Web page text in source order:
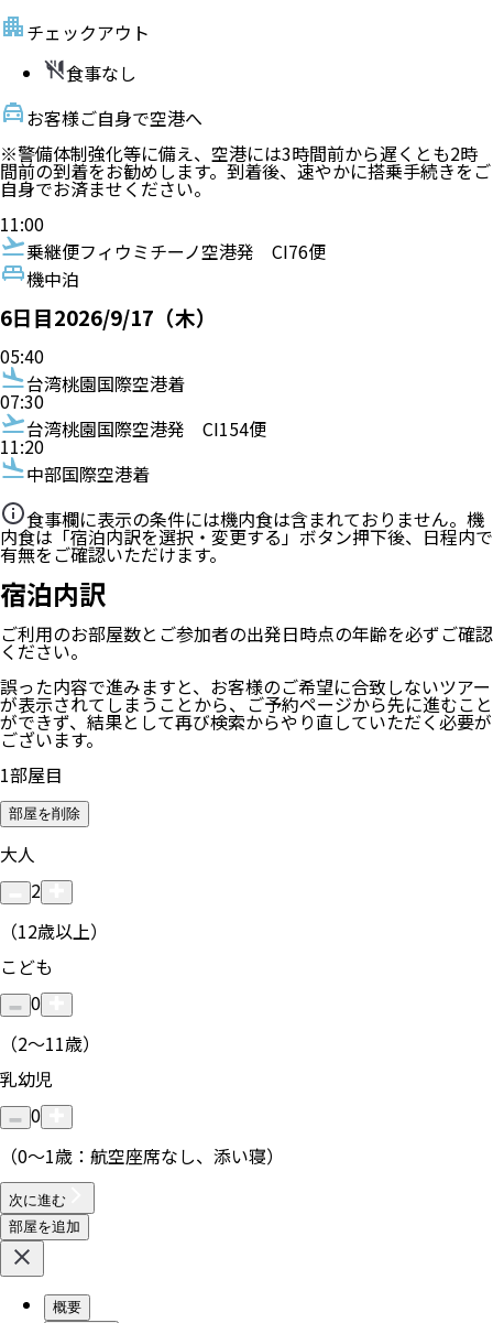
チェックアウト
食事なし
お客様ご自身で空港へ
※警備体制強化等に備え、空港には3時間前から遅くとも2時
間前の到着をお勧めします。到着後、速やかに搭乗手続きをご
自身でお済ませください。
11:00
乗継便フィウミチーノ空港発
CI76便
機中泊
6日目2026/9/17（木）
05:40
台湾桃園国際空港着
07:30
台湾桃園国際空港発
CI154便
11:20
中部国際空港着
食事欄に表示の条件には機内食は含まれておりません。機
内食は「宿泊内訳を選択・変更する」ボタン押下後、日程内で
有無をご確認いただけます。
宿泊内訳
ご利用のお部屋数とご参加者の出発日時点の年齢を必ずご確認
ください。
誤った内容で進みますと、お客様のご希望に合致しないツアー
が表示されてしまうことから、ご予約ページから先に進むこと
ができず、結果として再び検索からやり直していただく必要が
ございます。
1部屋目
部屋を削除
大人
2
（12歳以上）
こども
0
（2〜11歳）
乳幼児
0
（0〜1歳：航空座席なし、添い寝）
次に進む
部屋を追加
概要